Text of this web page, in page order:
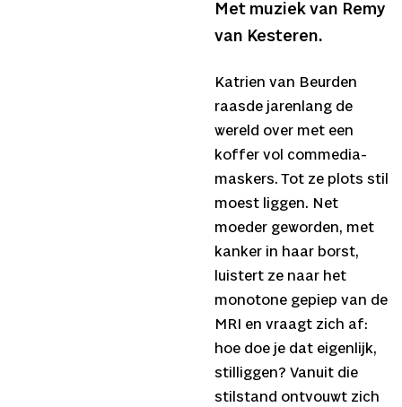
Met muziek van Remy
van Kesteren.
Katrien van Beurden
raasde jarenlang de
wereld over met een
koffer vol commedia-
maskers. Tot ze plots stil
moest liggen. Net
moeder geworden, met
kanker in haar borst,
luistert ze naar het
monotone gepiep van de
MRI en vraagt zich af:
hoe doe je dat eigenlijk,
stilliggen? Vanuit die
stilstand ontvouwt zich